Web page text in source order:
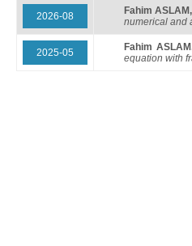
2026-08 Fahim ASLAM
numerical and
2025-05 Fahim ASLAM
equation with